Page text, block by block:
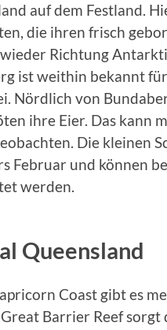
auf dem Festland.
die ihren frisch
Richtung
ist weithin bekannt
Nördlich von
ihre Eier. Das kann
Die kleinen
Februar und können
werden.
Queensland
Coast gibt es
Barrier Reef